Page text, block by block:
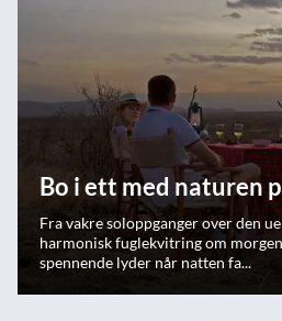
Bo i ett med naturen
Fra vakre soloppganger over den
harmonisk fuglekvitring om
spennende lyder når natten fa...